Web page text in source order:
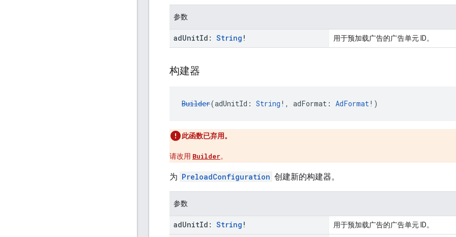
参数
adUnitId: String ! 用于预加载广告的广告单元 ID。
构建器
Builder(adUnitId: String !, adFormat: AdFormat!)
此函数已弃用。
请改用 Builder。
为 PreloadConfiguration 创建新的构建器。
参数
adUnitId: String ! 用于预加载广告的广告单元 ID。